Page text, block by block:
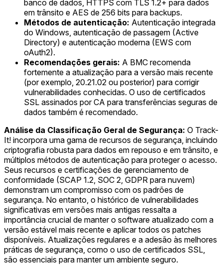
banco de dados, HTTPS com TLS 1.2+ para dados
em trânsito e AES de 256 bits para backups.
Métodos de autenticação: Autenticação integrada
do Windows, autenticação de passagem (Active
Directory) e autenticação moderna (EWS com
oAuth2).
Recomendações gerais: A BMC recomenda
fortemente a atualização para a versão mais recente
(por exemplo, 20.21.02 ou posterior) para corrigir
vulnerabilidades conhecidas. O uso de certificados
SSL assinados por CA para transferências seguras de
dados também é recomendado.
Análise da Classificação Geral de Segurança: O Track-
It! incorpora uma gama de recursos de segurança, incluindo
criptografia robusta para dados em repouso e em trânsito, e
múltiplos métodos de autenticação para proteger o acesso.
Seus recursos e certificações de gerenciamento de
conformidade (SCAP 1.2, SOC 2, GDPR para nuvem)
demonstram um compromisso com os padrões de
segurança. No entanto, o histórico de vulnerabilidades
significativas em versões mais antigas ressalta a
importância crucial de manter o software atualizado com a
versão estável mais recente e aplicar todos os patches
disponíveis. Atualizações regulares e a adesão às melhores
práticas de segurança, como o uso de certificados SSL,
são essenciais para manter um ambiente seguro.